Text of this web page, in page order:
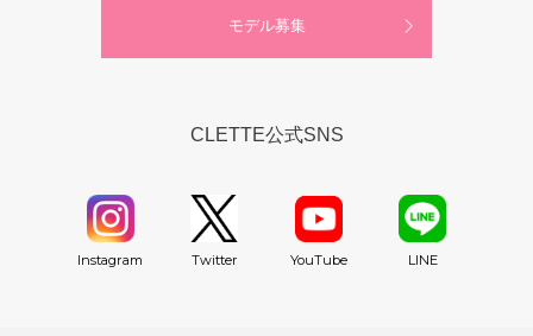
モデル募集
CLETTE公式SNS
Instagram Twitter YouTube LINE